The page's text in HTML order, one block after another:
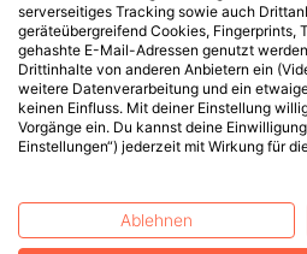
serverseitiges Tracking sowie auch
geräteübergreifend Cookies, Fingerprints,
gehashte E-Mail-Adressen genutzt
Drittinhalte von anderen Anbietern ein
weitere Datenverarbeitung und ein
keinen Einfluss. Mit deiner Einstellung
Vorgänge ein. Du kannst deine
Einstellungen“) jederzeit mit Wirkung für
Ablehnen